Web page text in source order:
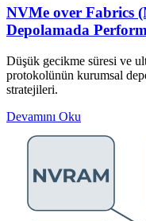
NVMe over Fabrics
Depolamada
Düşük gecikme süresi ve
protokolünün kurumsal
stratejileri.
Devamını Oku